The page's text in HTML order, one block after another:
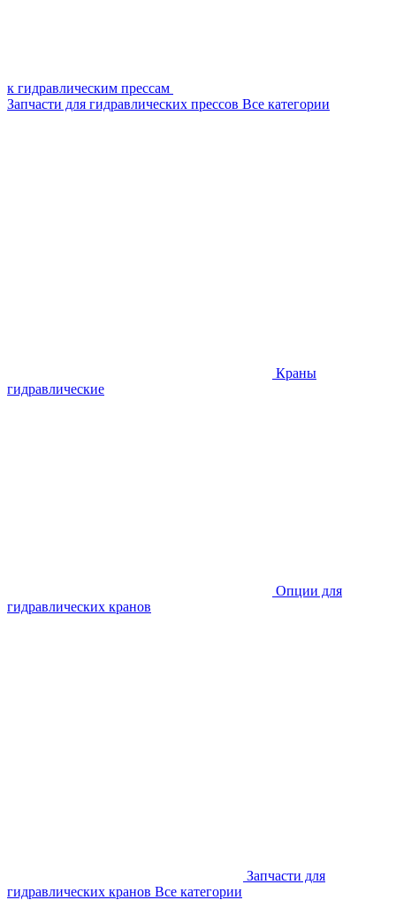
к гидравлическим прессам
Запчасти для гидравлических прессов Все категории
Краны
гидравлические
Опции для
гидравлических кранов
Запчасти для
гидравлических кранов Все категории